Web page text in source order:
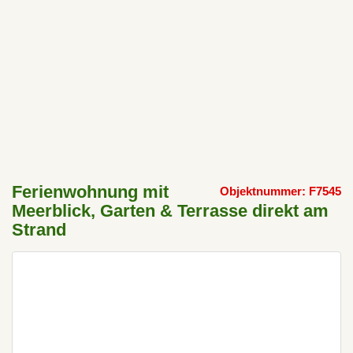
Objektnummer: F7545
Ferienwohnung mit
Meerblick, Garten & Terrasse direkt am
Strand